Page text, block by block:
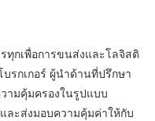
ทุกเพื่อการขนส่งและโลจิสติ
รกเกอร์ ผู้นำด้านที่ปรึกษา
ามคุ้มครองในรูปแบบ
ละส่งมอบความคุ้มค่าให้กับ